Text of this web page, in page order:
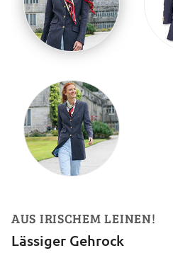
AUS IRISCHEM LEINEN!
Lässiger Gehrock